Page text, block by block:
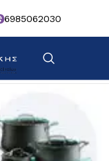
6985062030